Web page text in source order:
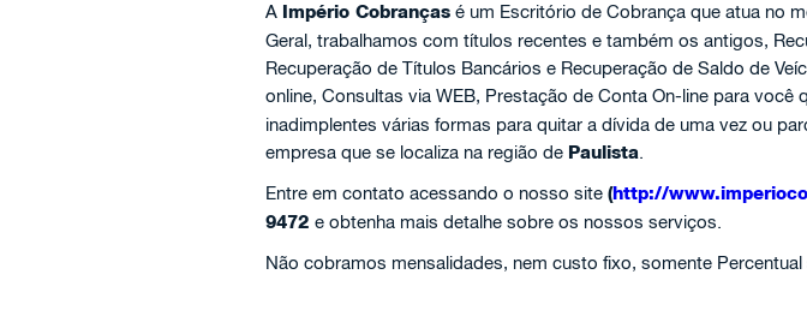
A Império Cobrançasé um Escritório de Cobrança que atua no
Geral, trabalhamos com títulos recentes e também os antigos,
Recuperação de Títulos Bancários e Recuperação de Saldo de
online, Consultas via WEB, Prestação de Conta On-line para você
inadimplentes várias formas para quitar a dívida de uma vez ou
empresa que se localiza na região de Paulista.
Entre em contato acessando o nosso site (http://
9472 e obtenha mais detalhe sobre os nossos serviços.
Não cobramos mensalidades, nem custo fixo, somente